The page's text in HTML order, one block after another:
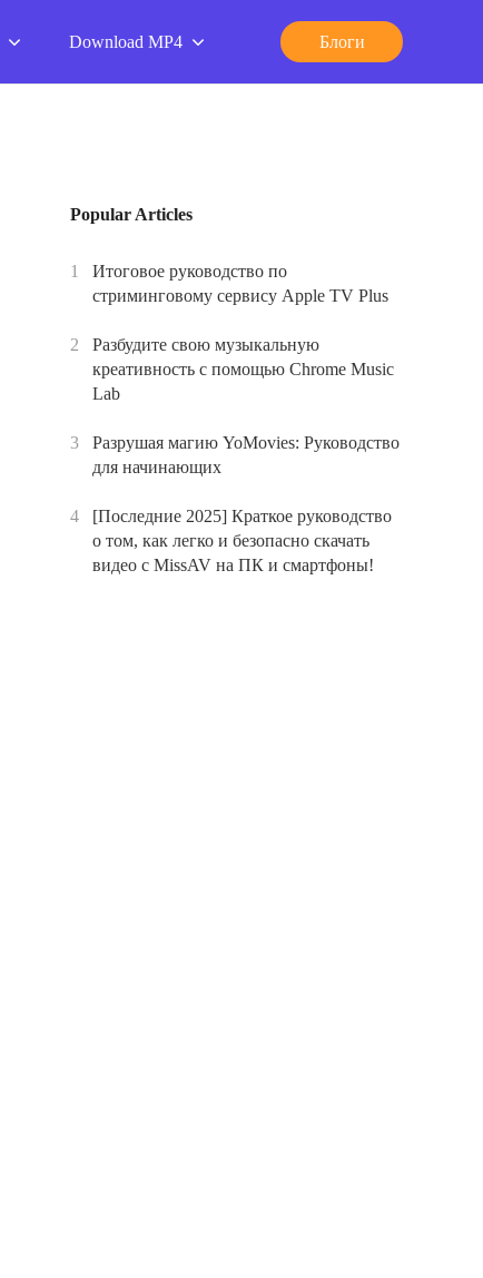
Download MP4 Блоги
Popular Articles
1
Итоговое руководство по
стриминговому сервису Apple TV Plus
2
Разбудите свою музыкальную
креативность с помощью Chrome Music
Lab
3
Разрушая магию YoMovies: Руководство
для начинающих
4
[Последние 2025] Краткое руководство
о том, как легко и безопасно скачать
видео с MissAV на ПК и смартфоны!